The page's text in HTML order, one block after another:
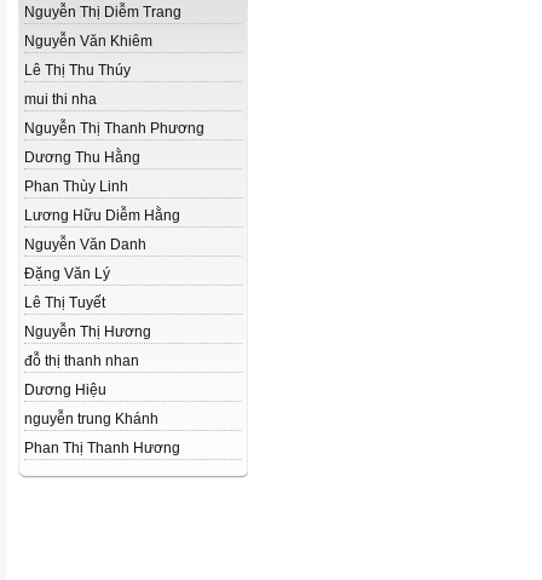
Nguyễn Thị Diễm Trang
Nguyễn Văn Khiêm
Lê Thị Thu Thúy
mui thi nha
Nguyễn Thị Thanh Phương
Dương Thu Hằng
Phan Thùy Linh
Lương Hữu Diễm Hằng
Nguyễn Văn Danh
Đặng Văn Lý
Lê Thị Tuyết
Nguyễn Thị Hương
đỗ thị thanh nhan
Dương Hiệu
nguyễn trung Khánh
Phan Thị Thanh Hương